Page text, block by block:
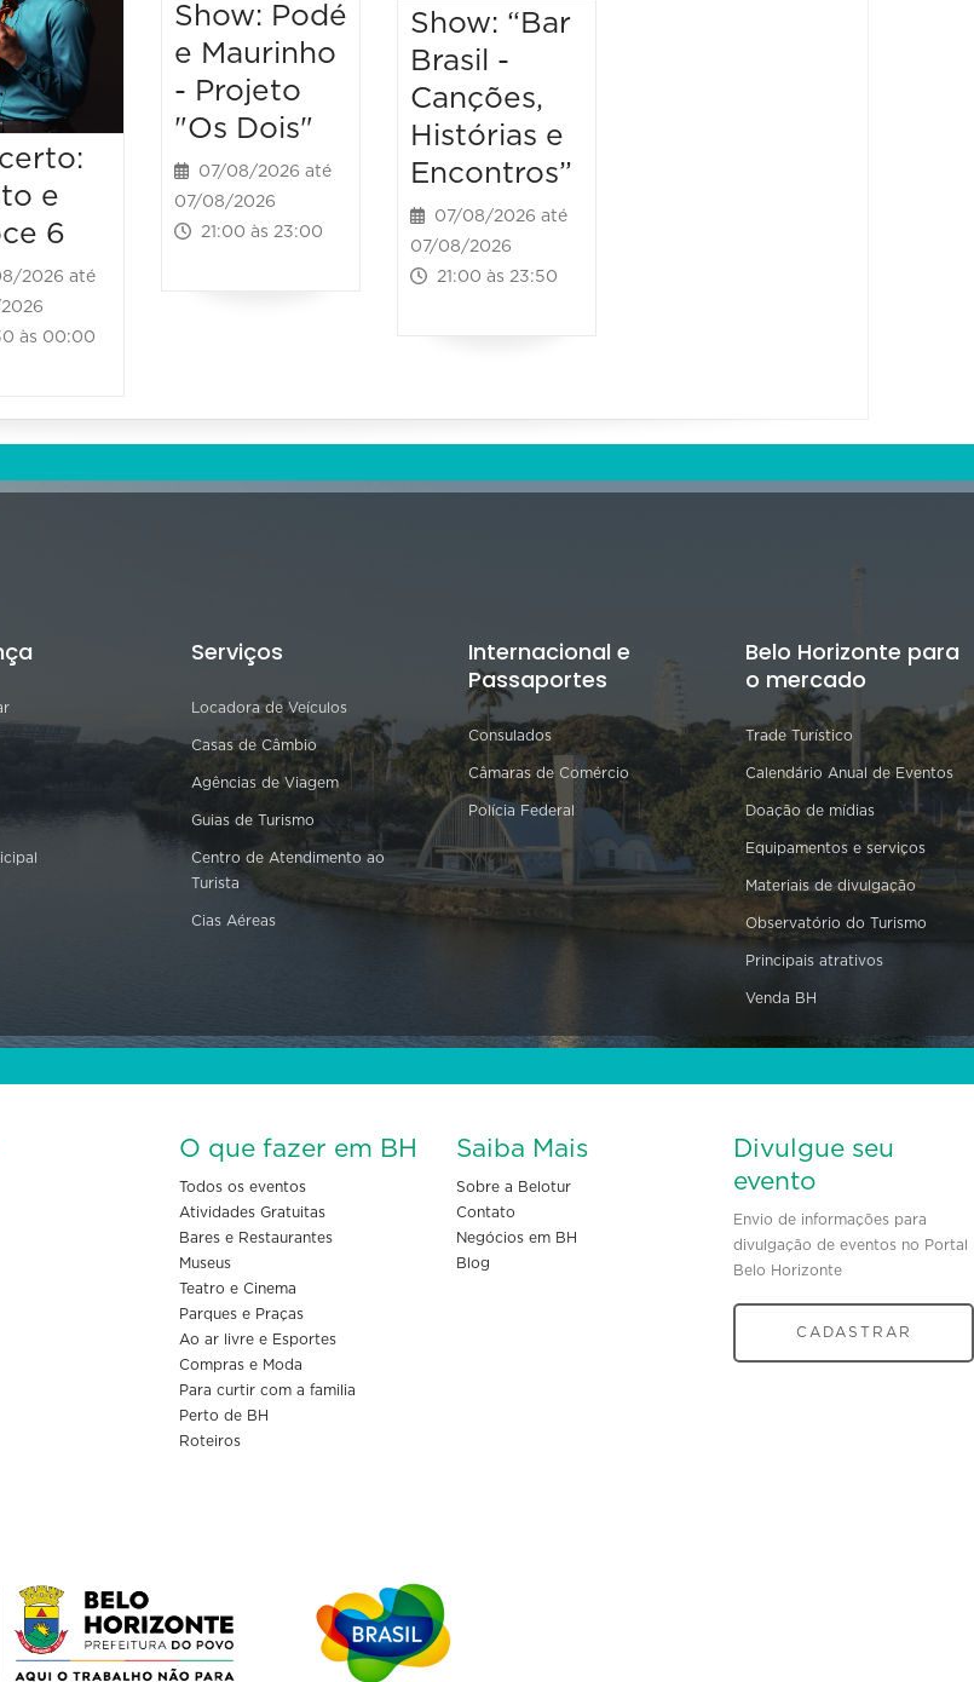
e
6
2026 até
às 00:00
Show: Podé
e Maurinho
- Projeto
"Os Dois"
07/08/2026 até
07/08/2026
21:00 às 23:00
Show: “Bar
Brasil -
Canções,
Histórias e
Encontros”
07/08/2026 até
07/08/2026
21:00 às 23:50
Serviços
Locadora de Veículos
Casas de Câmbio
Agências de Viagem
Guias de Turismo
Centro de Atendimento ao
Turista
Cias Aéreas
Internacional e
Passaportes
Consulados
Câmaras de Comércio
Polícia Federal
Belo Horizonte para
o mercado
Trade Turístico
Calendário Anual de Eventos
Doação de mídias
Equipamentos e serviços
Materiais de divulgação
Observatório do Turismo
Principais atrativos
Venda BH
O que fazer em BH
Todos os eventos
Atividades Gratuitas
Bares e Restaurantes
Museus
Teatro e Cinema
Parques e Praças
Ao ar livre e Esportes
Compras e Moda
Para curtir com a familia
Perto de BH
Roteiros
Saiba Mais
Sobre a Belotur
Contato
Negócios em BH
Blog
Divulgue seu
evento
Envio de informações para
divulgação de eventos no Portal
Belo Horizonte
CADASTRAR